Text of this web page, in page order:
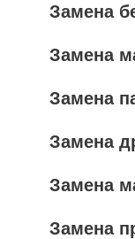
Замена
Замена
Замена
Замена
Замена
Замена